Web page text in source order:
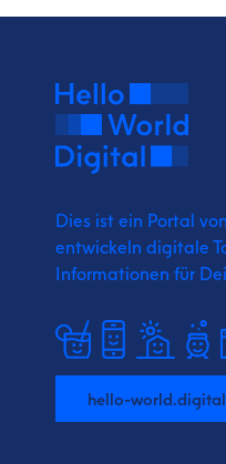
Dies ist ein Portal
entwickeln digitale
Informationen für
hello-world.digital